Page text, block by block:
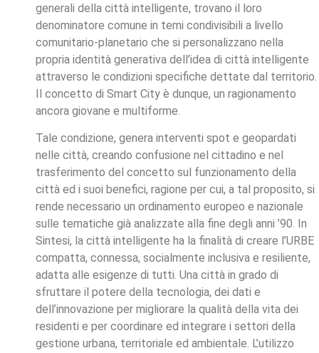
generali della città intelligente, trovano il loro
denominatore comune in temi condivisibili a livello
comunitario-planetario che si personalizzano nella
propria identità generativa dell’idea di città intelligente
attraverso le condizioni specifiche dettate dal territorio.
Il concetto di Smart City è dunque, un ragionamento
ancora giovane e multiforme.
Tale condizione, genera interventi spot e geopardati
nelle città, creando confusione nel cittadino e nel
trasferimento del concetto sul funzionamento della
città ed i suoi benefici, ragione per cui, a tal proposito, si
rende necessario un ordinamento europeo e nazionale
sulle tematiche già analizzate alla fine degli anni ’90. In
Sintesi, la città intelligente ha la finalità di creare l’URBE
compatta, connessa, socialmente inclusiva e resiliente,
adatta alle esigenze di tutti. Una città in grado di
sfruttare il potere della tecnologia, dei dati e
dell’innovazione per migliorare la qualità della vita dei
residenti e per coordinare ed integrare i settori della
gestione urbana, territoriale ed ambientale. L’utilizzo